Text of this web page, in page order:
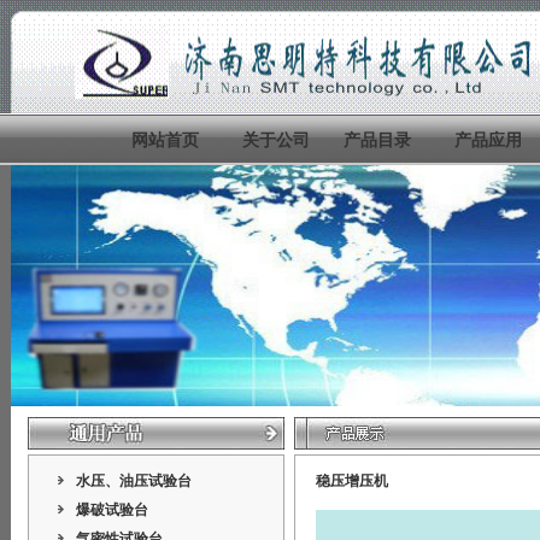
网站首页 关于公司 产品目录 产品应用
水压、油压试验台
爆破试验台
稳压增压机